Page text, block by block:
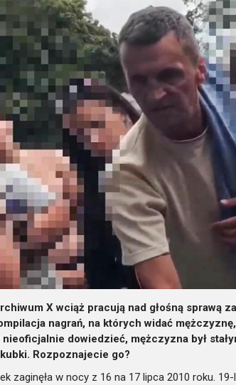
X wciąż pracują nad głośną sprawą
nagrań, na których widać
nieoficjalnie dowiedzieć, mężczyzna był
Rozpoznajecie go?
zaginęła w nocy z 16 na 17 lipca 2010 roku.